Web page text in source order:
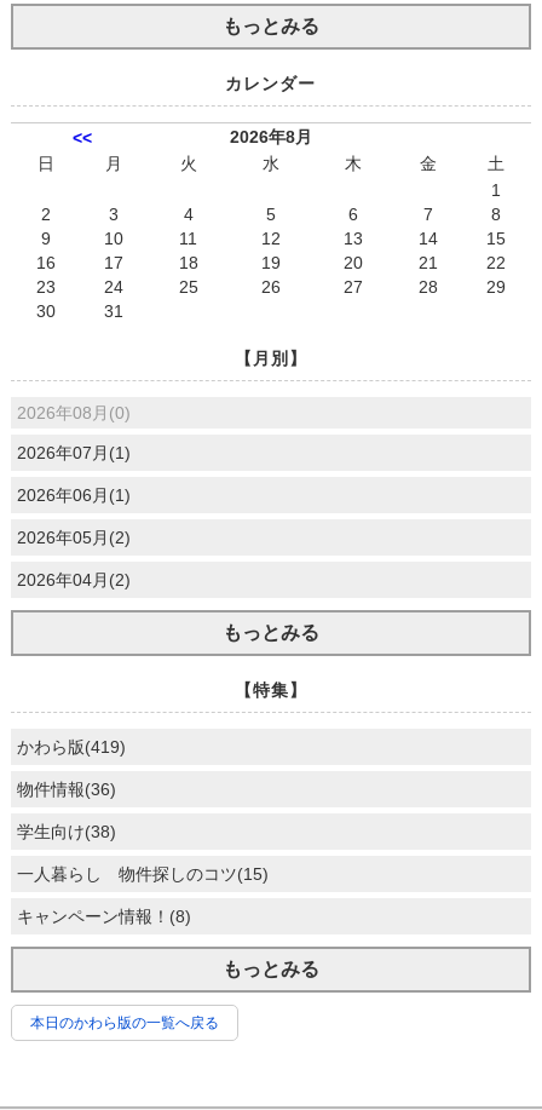
もっとみる
カレンダー
<<
2026年8月
日
月 火 水 木 金
土
1
2
3 4 5 6 7
8
9
10 11 12 13 14
15
16
17 18 19 20 21
22
23
24 25 26 27 28
29
30
31
【月別】
2026年08月(0)
2026年07月(1)
2026年06月(1)
2026年05月(2)
2026年04月(2)
もっとみる
【特集】
かわら版(419)
物件情報(36)
学生向け(38)
一人暮らし 物件探しのコツ(15)
キャンペーン情報！(8)
もっとみる
本日のかわら版の一覧へ戻る